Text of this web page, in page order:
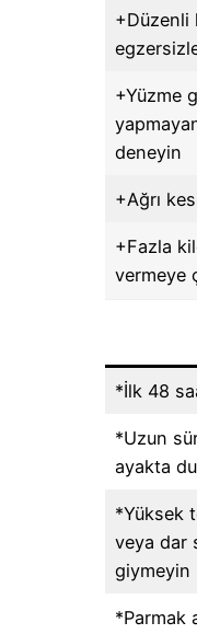
+Düzenli
+Yüzme
deneyin
+Ağrı
+Fazla
vermeye
*İlk 48
*Uzun
ayakta
*Yüksek
veya dar
giymeyin
*Parmak